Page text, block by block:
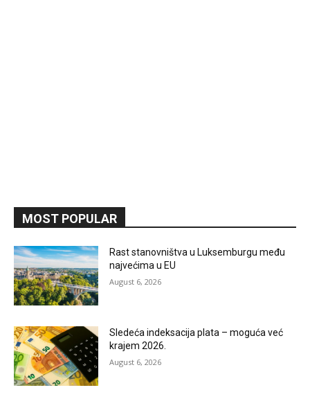
MOST POPULAR
Rast stanovništva u Luksemburgu među
najvećima u EU
August 6, 2026
Sledeća indeksacija plata – moguća već
krajem 2026.
August 6, 2026